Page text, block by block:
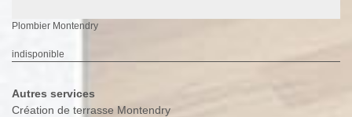
Plombier Montendry
indisponible
Autres services
Création de terrasse Montendry